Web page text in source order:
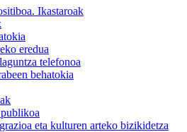
Ikastaroak
eredua
telefonoa
behatokia
eta kulturen arteko bizikidetza